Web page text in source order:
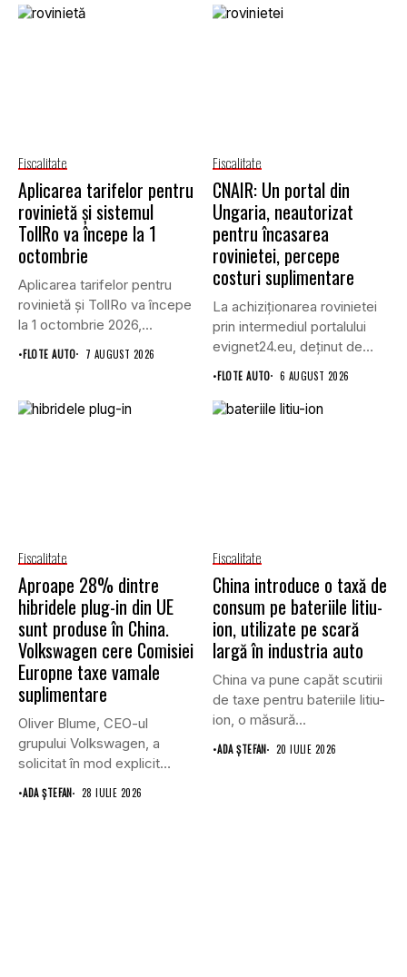
Fiscalitate
Aplicarea tarifelor pentru
rovinietă și sistemul
TollRo va începe la 1
octombrie
Aplicarea tarifelor pentru
rovinietă și TollRo va începe
la 1 octombrie 2026,...
•FLOTE AUTO 7 AUGUST 2026
Fiscalitate
CNAIR: Un portal din
Ungaria, neautorizat
pentru încasarea
rovinietei, percepe
costuri suplimentare
La achiziționarea rovinietei
prin intermediul portalului
evignet24.eu, deținut de
Enternova Kft. din...
•FLOTE AUTO 6 AUGUST 2026
Fiscalitate
Aproape 28% dintre
hibridele plug-in din UE
sunt produse în China.
Volkswagen cere Comisiei
Europne taxe vamale
suplimentare
Oliver Blume, CEO-ul
grupului Volkswagen, a
solicitat în mod explicit
Uniunii Europene...
•ADA ȘTEFAN 28 IULIE 2026
Fiscalitate
China introduce o taxă de
consum pe bateriile litiu-
ion, utilizate pe scară
largă în industria auto
China va pune capăt scutirii
de taxe pentru bateriile litiu-
ion, o măsură...
•ADA ȘTEFAN 20 IULIE 2026